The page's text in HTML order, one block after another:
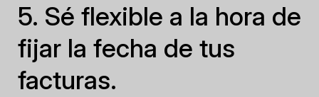
5. Sé flexible a la hora de
fijar la fecha de tus
facturas.